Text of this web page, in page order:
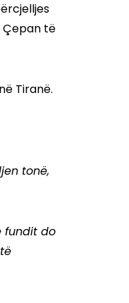
Çepan të
Tiranë.
tonë,
fundit do